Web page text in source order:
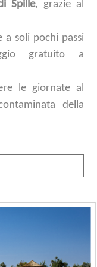
Spille, grazie al
a soli pochi passi
gratuito a
le giornate al
della